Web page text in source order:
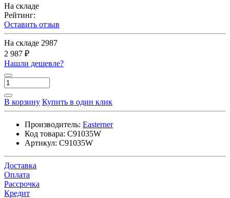
На складе
Рейтинг:
Оставить отзыв
На складе 2987
2 987 ₽
Нашли дешевле?
В корзину Купить в один клик
Производитель: Easterner
Код товара: C91035W
Артикул: C91035W
Доставка
Оплата
Рассрочка
Кредит